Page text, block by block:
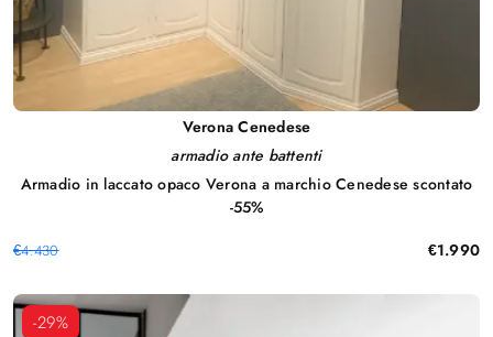
Verona Cenedese
armadio ante battenti
Armadio in laccato opaco Verona a marchio Cenedese scontato
-55%
€4.430 €1.990
-29%